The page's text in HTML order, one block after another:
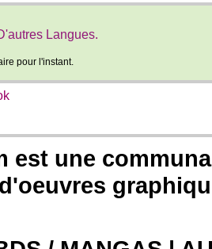
Langues.
pour l'instant.
est une